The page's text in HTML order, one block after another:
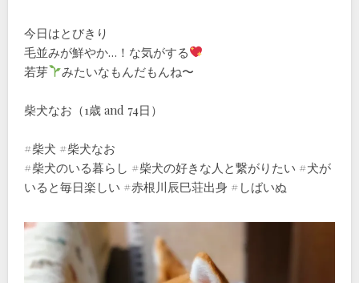
今日はとびきり
毛並みが鮮やか…！な気がする
若芽
みたいなもんだもんね〜
柴犬なお（1歳 and 74日）
#柴犬 #柴犬なお
#柴犬のいる暮らし #柴犬の好きな人と繋がりたい #犬が
いると毎日楽しい #赤根川辰巳荘出身 #しばいぬ